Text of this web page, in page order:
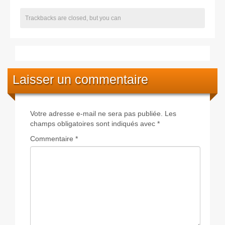
Trackbacks are closed, but you can
Laisser un commentaire
Votre adresse e-mail ne sera pas publiée. Les
champs obligatoires sont indiqués avec *
Commentaire *